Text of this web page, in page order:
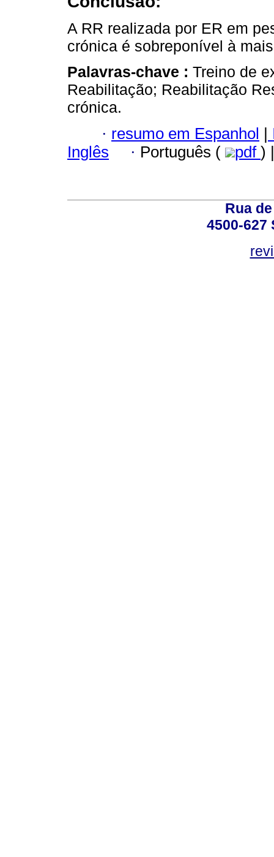
A RR realizada por ER em
crónica é sobreponível à
Palavras-chave : Treino de
Reabilitação; Reabilitação
crónica.
· resumo em Espanhol |
Inglês
· Português ( pdf )
Rua
4500-627